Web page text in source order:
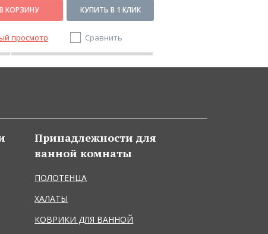
В КОРЗИНУ КУПИТЬ В 1 КЛИК
просмотр Сравнить
Принадлежности для
ванной комнаты
ПОЛОТЕНЦА
ХАЛАТЫ
КОВРИКИ ДЛЯ ВАННОЙ